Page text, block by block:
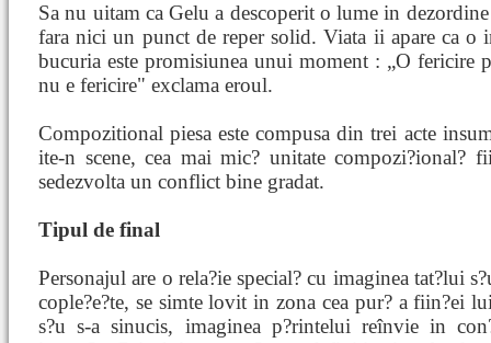
Sa nu uitam ca Gelu a descoperit o lume in
fara nici un punct de reper solid. Viata ii apare ca o
bucuria este promisiunea unui moment : „O fericire
nu e fericire" exclama eroul.
Compozitional piesa este compusa din trei acte
ite-n scene, cea mai mic? unitate compozi?ional?
sedezvolta un conflict bine gradat.
Tipul de final
Personajul are o rela?ie special? cu imaginea tat?lui
cople?e?te, se simte lovit in zona cea pur? a fiin?ei
s?u s-a sinucis, imaginea p?rintelui reînvie in